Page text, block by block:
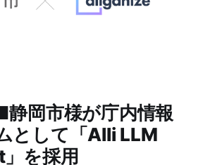
岡市様が庁内情報
として「Alli LLM
を採用